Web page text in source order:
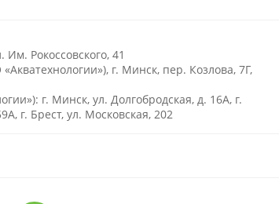
Рокоссовского, 41
г. Минск, пер. Козлова, 7Г,
г. Минск, ул. Долгобродская, д. 16А, г.
г. Брест, ул. Московская, 202